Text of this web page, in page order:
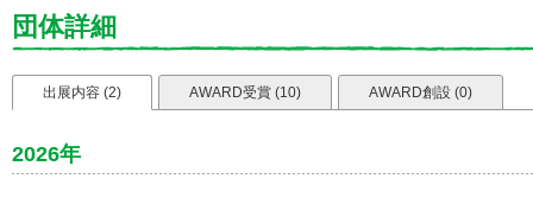
団体詳細
出展内容 (2) AWARD受賞 (10) AWARD創設 (0)
2026年